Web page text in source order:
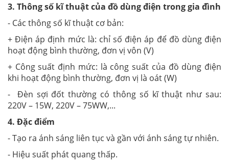
3. Thông số kĩ thuật của đồ dùng điện trong gia đình
- Các thông số kĩ thuật cơ bản:
+ Điện áp định mức là: chỉ số điện áp để đồ dùng điện
hoạt động bình thường, đơn vị vôn (V)
+ Công suất định mức: là công suất của đồ dùng điện
khi hoạt động bình thường, đơn vị là oát (W)
- Đèn sợi đốt thường có thông số kĩ thuật như sau:
220V – 15W, 220V – 75WW,...
4. Đặc điểm
- Tạo ra ánh sáng liên tục và gần với ánh sáng tự nhiên.
- Hiệu suất phát quang thấp.